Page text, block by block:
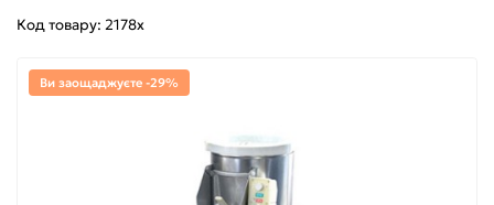
Код товару: 2178х
Ви заощаджуєте -29%